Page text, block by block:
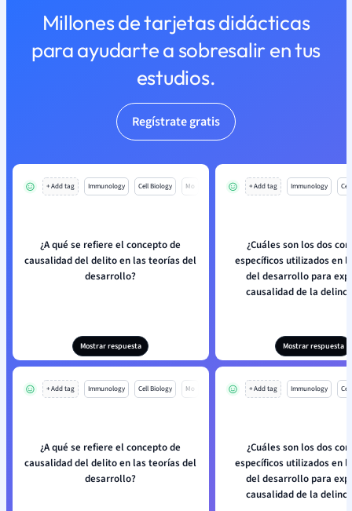
Millones de tarjetas didácticas
para ayudarte a sobresalir en tus
estudios.
Regístrate gratis
+ Add tag Immunology Cell Biology Mo
¿A qué se refiere el concepto de
causalidad del delito en las teorías del
desarrollo?
Mostrar respuesta
+ Add tag Immunology
¿Cuáles son los dos
específicos utilizados en
del desarrollo para
causalidad de la
Mostrar respuesta
+ Add tag Immunology Cell Biology Mo
¿A qué se refiere el concepto de
causalidad del delito en las teorías del
desarrollo?
+ Add tag Immunology
¿Cuáles son los dos
específicos utilizados en
del desarrollo para
causalidad de la